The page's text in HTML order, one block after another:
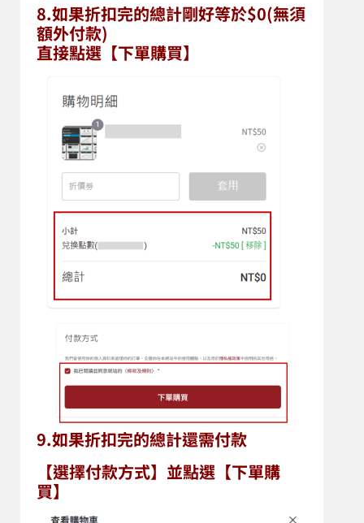
8.如果折扣完的總計剛好等於$0(無須
額外付款)
直接點選【下單購買】
9.如果折扣完的總計還需付款
【選擇付款方式】並點選【下單購
買】